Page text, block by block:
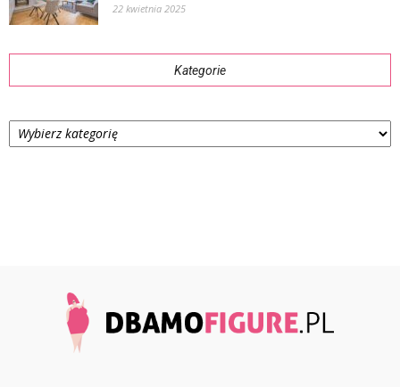
22 kwietnia 2025
Kategorie
Kategorie